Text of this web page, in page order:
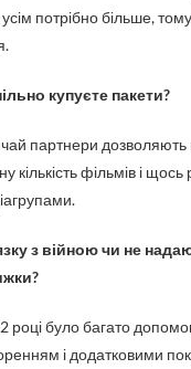
потрібно більше,
купуєте пакети?
партнери дозволяють
кількість фільмів і
з війною чи не
році було багато
і додатковими